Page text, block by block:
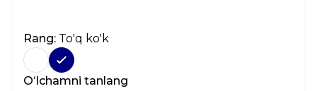
Rang: To'q ko'k
Oʻlchamni tanlang